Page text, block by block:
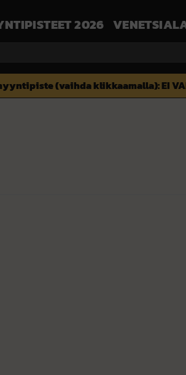
2026
(vaihda klikkaamalla):EI